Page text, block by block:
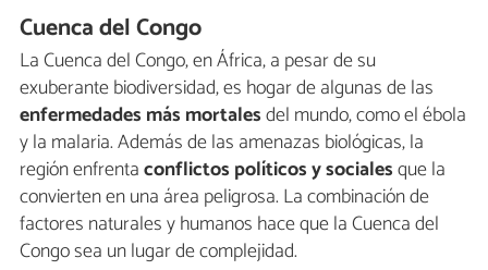
Cuenca del Congo
La Cuenca del Congo, en África, a pesar de su
exuberante biodiversidad, es hogar de algunas de las
enfermedades más mortalesdel mundo, como el ébola
y la malaria. Además de las amenazas biológicas, la
región enfrentaconflictos políticos y socialesque la
convierten en una área peligrosa. La combinación de
factores naturales y humanos hace que la Cuenca del
Congo sea un lugar de complejidad.